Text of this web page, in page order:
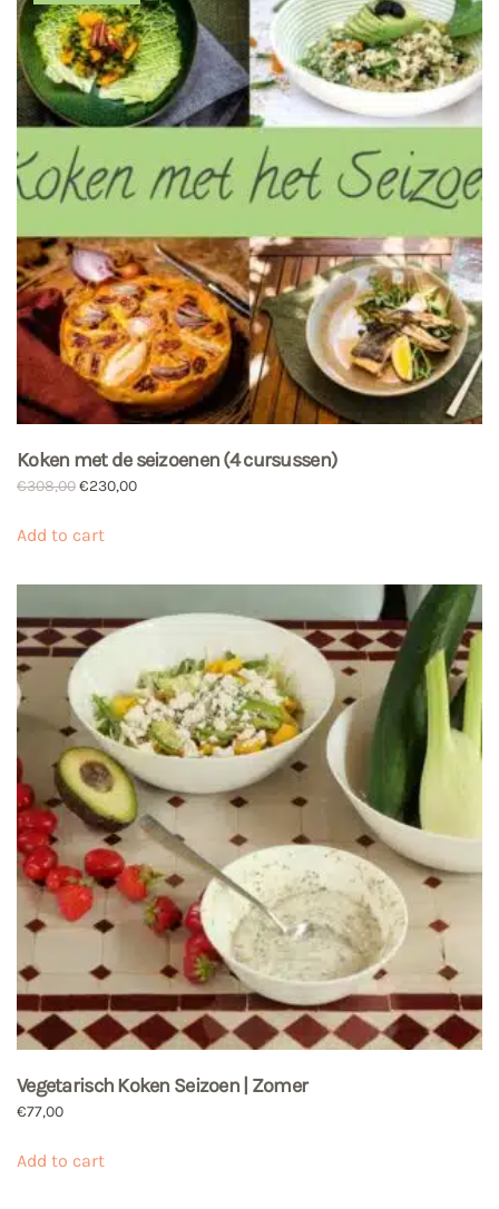
Koken met de seizoenen (4 cursussen)
€308,00Oorspronkelijke
was:
€230,00Huidige
Add to cart
Vegetarisch Koken Seizoen | Zomer
€77,00
Add to cart